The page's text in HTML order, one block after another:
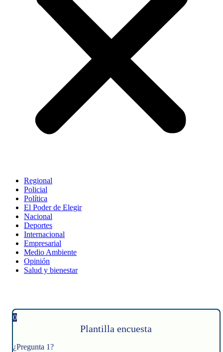
Regional
Policial
Política
El Poder de Elegir
Nacional
Deportes
Internacional
Empresarial
Medio Ambiente
Opinión
Salud y bienestar
0
Plantilla encuesta
¿Pregunta 1?